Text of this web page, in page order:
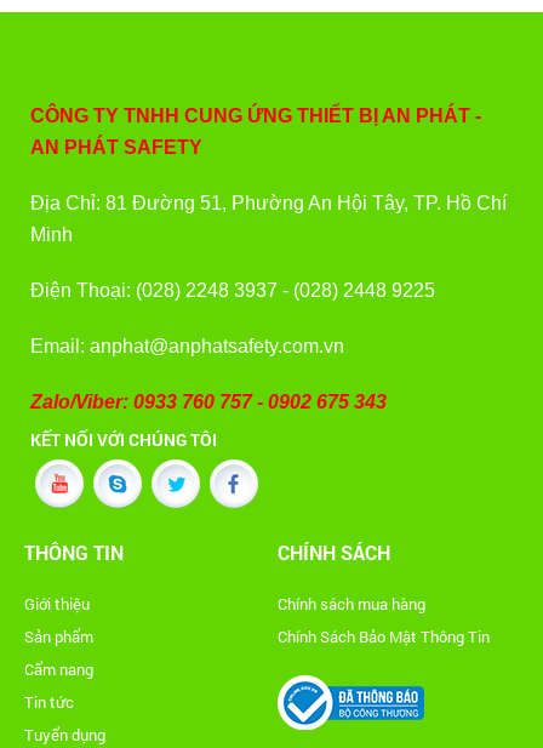
CÔNG TY TNHH CUNG ỨNG THIẾT BỊ AN PHÁT -
AN PHÁT SAFETY
Địa Chỉ: 81 Đường 51, Phường An Hội Tây, TP. Hồ Chí
Minh
Điện Thoại: (028) 2248 3937 - (028) 2448 9225
Email: anphat@anphatsafety.com.vn
Zalo/Viber: 0933 760 757 - 0902 675 343
KẾT NỐI VỚI CHÚNG TÔI
THÔNG TIN
Giới thiệu
Sản phẩm
Cẩm nang
Tin tức
Tuyển dụng
CHÍNH SÁCH
Chính sách mua hàng
Chính Sách Bảo Mật Thông Tin